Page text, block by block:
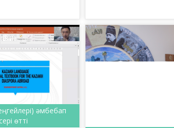
әмбебап
өтті